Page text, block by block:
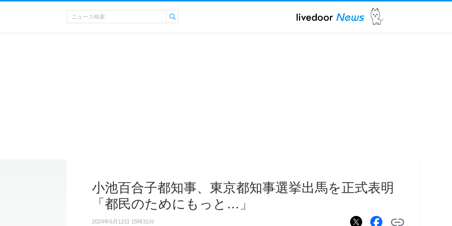
小池百合子都知事、東京都知事選挙出馬を正式表明
「都民のためにもっと…」
2024年6月12日 15時31分